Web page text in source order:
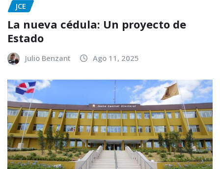
JCE
La nueva cédula: Un proyecto de
Estado
Julio Benzant Ago 11, 2025